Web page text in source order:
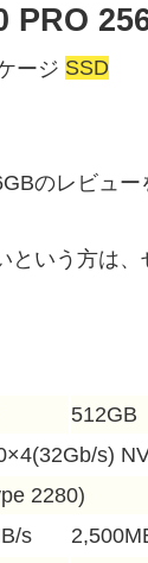
PRO
SSD
のレビュー
いう方は、
512GB
s)
2280)
s